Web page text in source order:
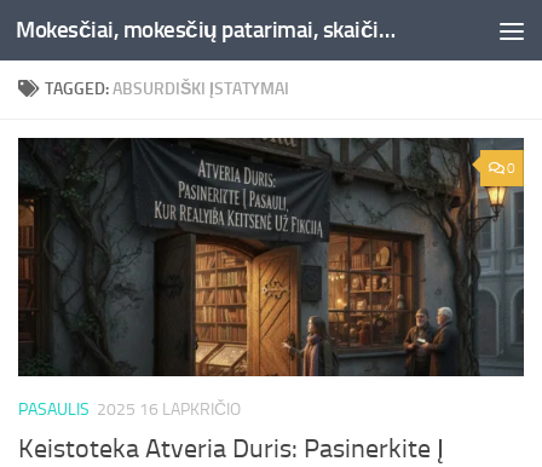
Skip to content Mokesčiai, mokesčių patarimai, skaičiuoklės, straipsniai -Liepaja.lt
TAGGED:ABSURDIŠKI ĮSTATYMAI
0
PASAULIS 2025 16 LAPKRIČIO
Keistoteka Atveria Duris: Pasinerkite Į